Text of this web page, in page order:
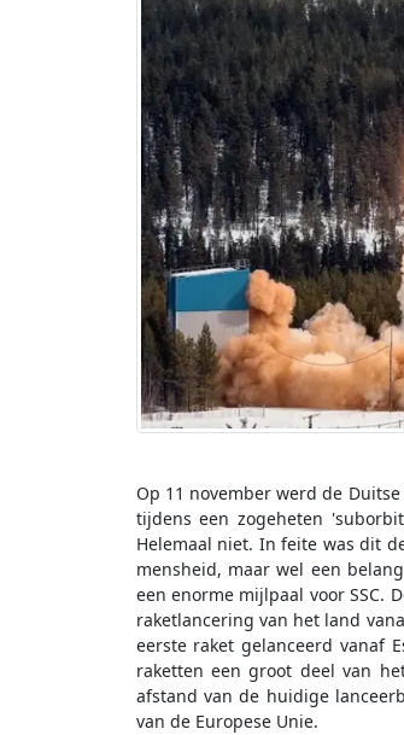
Op 11 november werd de
tijdens een zogeheten
Helemaal niet. In feite was dit
mensheid, maar wel een
een enorme mijlpaal voor SSC.
raketlancering van het land
eerste raket gelanceerd vanaf
raketten een groot deel van
afstand van de huidige
van de Europese Unie.